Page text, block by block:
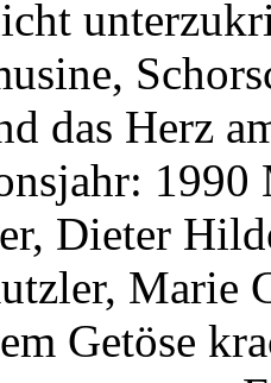
das Herz
1990
Dieter
Marie
Getöse